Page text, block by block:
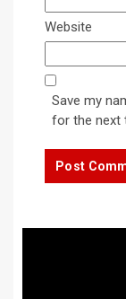
Website
Save my
for the next